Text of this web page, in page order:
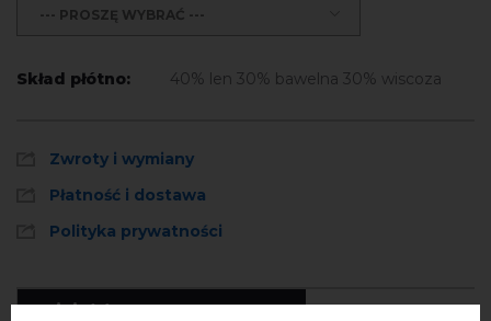
--- PROSZĘ WYBRAĆ ---
Skład płótno: 40% len 30% bawelna 30% wiscoza
Zwroty i wymiany
Płatność i dostawa
Polityka prywatności
Opinie(0)